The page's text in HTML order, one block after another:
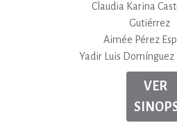
Claudia Karina
Gutiérrez
Aimée Pérez
Yadir Luis Domínguez
VER